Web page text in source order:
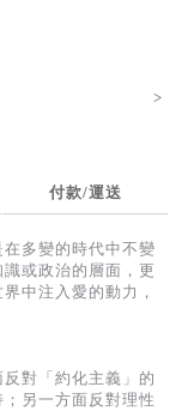
>
付款/運送
多變的時代中不變
或政治的層面，更
中注入愛的動力，
對「約化主義」的
另一方面反對理性